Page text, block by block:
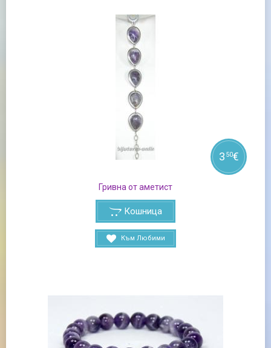
Гривна от аметист
3 50€
Кошница
Към Любими